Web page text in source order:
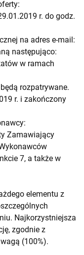
r. do godz.
na adres e-mail:
następująco:
w ramach
rozpatrywane.
r. i zakończony
Zamawiający
7, a także w
elementu z
Najkorzystniejsza
zgodnie z
(100%).